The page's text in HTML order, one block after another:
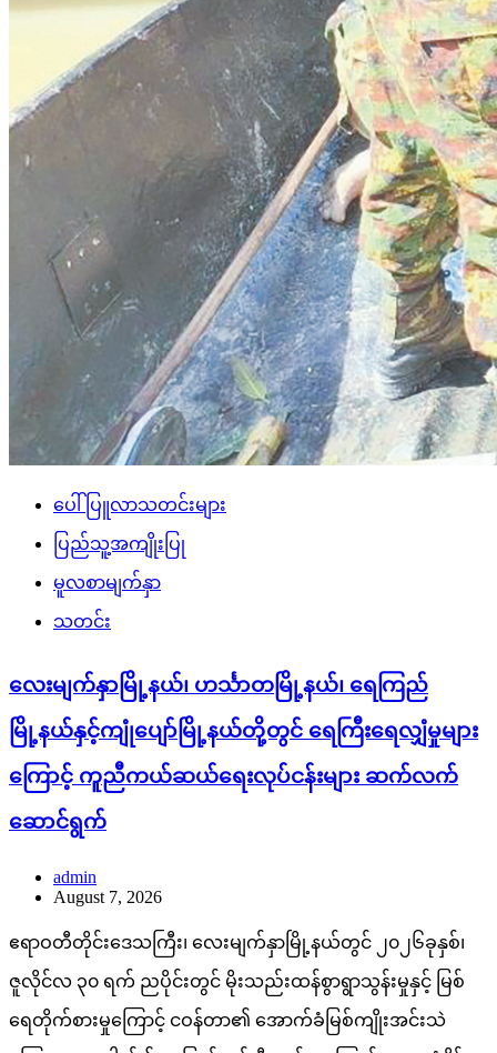
ပေါ်ပြူလာသတင်းများ
ပြည်သူ့အကျိုးပြု
မူလစာမျက်နှာ
သတင်း
လေးမျက်နှာမြို့နယ်၊ ဟင်္သာတမြို့နယ်၊ ရေကြည်
မြို့နယ်နှင့်ကျုံပျော်မြို့နယ်တို့တွင် ရေကြီးရေလျှံမှုများ
ကြောင့် ကူညီကယ်ဆယ်ရေးလုပ်ငန်းများ ဆက်လက်
ဆောင်ရွက်
admin
August 7, 2026
ဧရာဝတီတိုင်းဒေသကြီး၊ လေးမျက်နှာမြို့နယ်တွင် ၂၀၂၆ခုနှစ်၊
ဇူလိုင်လ ၃၀ ရက် ညပိုင်းတွင် မိုးသည်းထန်စွာရွာသွန်းမှုနှင့် မြစ်
ရေတိုက်စားမှုကြောင့် ငဝန်တာ၏ အောက်ခံမြစ်ကျိုးအင်းသဲ